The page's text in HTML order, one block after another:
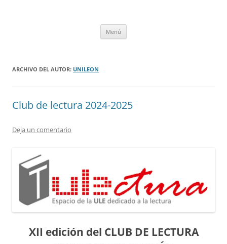
Menú
ARCHIVO DEL AUTOR: UNILEON
Club de lectura 2024-2025
Deja un comentario
XII edición del CLUB DE LECTURA